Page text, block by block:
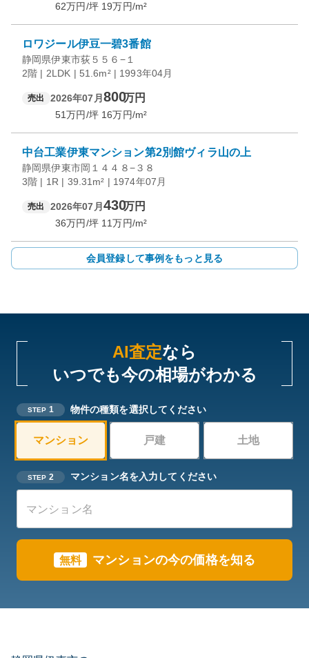
62万円/坪 19万円/m²
ロワジール伊豆一碧3番館
静岡県伊東市荻５５６−１
2階 | 2LDK | 51.6m² | 1993年04月
売出 2026年07月 800万円
51万円/坪 16万円/m²
中台工業伊東マンション第2別館ヴィラ山の上
静岡県伊東市岡１４４８−３８
3階 | 1R | 39.31m² | 1974年07月
売出 2026年07月 430万円
36万円/坪 11万円/m²
会員登録して事例をもっと見る
AI査定なら
いつでも今の相場がわかる
STEP 1 物件の種類を選択してください
マンション 戸建 土地
STEP 2 マンション名を入力してください
無料 マンションの今の価格を知る